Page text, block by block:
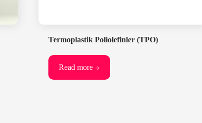
Termoplastik Poliolefinler (TPO)
Read more